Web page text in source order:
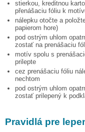
stierkou, kreditnou
přenášaciu fóliu k
nálepku otočte a
papierom hore)
pod ostrým uhlom
zostať na prenášaciu
motív spolu s
prilepte
cez prenášaciu fóliu
nechtom
pod ostrým uhlom
zostať prilepený k
Pravidlá pre